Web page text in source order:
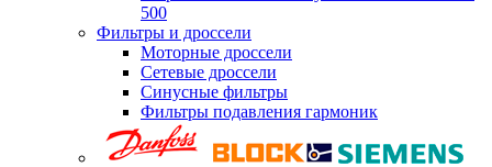
500
Фильтры и дроссели
Моторные дроссели
Сетевые дроссели
Синусные фильтры
Фильтры подавления гармоник